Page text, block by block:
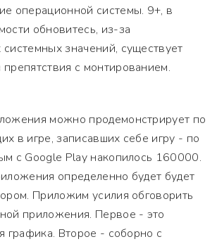
операционной системы. 9+, в
обновитесь, из-за
системных значений, существует
с монтированием.
можно продемонстрирует по
в игре, записавших себе игру - по
с Google Play накопилось 160000.
определенно будет будет
Приложим усилия обговорить
приложения. Первое - это
графика. Второе - соборно с